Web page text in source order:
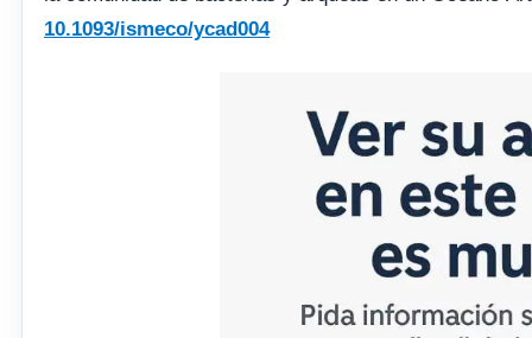
10.1093/ismeco/ycad004